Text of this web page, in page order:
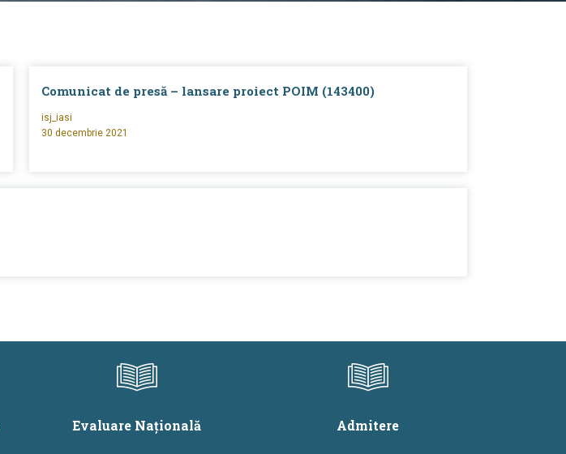
Comunicat de presă – lansare proiect POIM (143400)
isj_iasi
30 decembrie 2021
Evaluare Națională Admitere